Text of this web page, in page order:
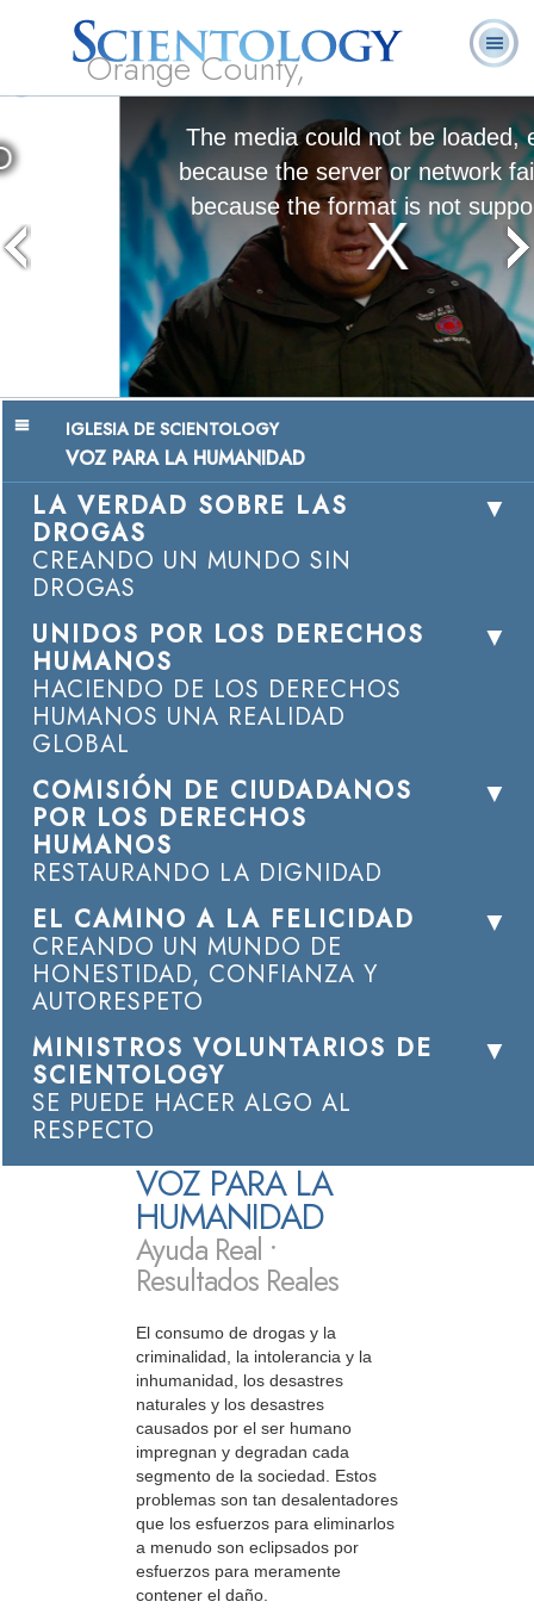
Orange County,
CAHubbard
Voluntarios
The media could not be loaded, either
because the server or network failed or
because the format is not supported.
Chairman, Mangere Maori Wardens
Association
Ver Video
IGLESIA DE SCIENTOLOGY
VOZ PARA LA HUMANIDAD
LA VERDAD SOBRE LAS
DROGAS
CREANDO UN MUNDO SIN
DROGAS
UNIDOS POR LOS DERECHOS
HUMANOS
HACIENDO DE LOS DERECHOS
HUMANOS UNA REALIDAD
GLOBAL
COMISIÓN DE CIUDADANOS
POR LOS DERECHOS
HUMANOS
RESTAURANDO LA DIGNIDAD
EL CAMINO A LA FELICIDAD
CREANDO UN MUNDO DE
HONESTIDAD, CONFIANZA Y
AUTORESPETO
MINISTROS VOLUNTARIOS DE
SCIENTOLOGY
SE PUEDE HACER ALGO AL
RESPECTO
VOZ PARA LA
HUMANIDAD
Ayuda Real •
Resultados Reales
El consumo de drogas y la
criminalidad, la intolerancia y la
inhumanidad, los desastres
naturales y los desastres
causados por el ser humano
impregnan y degradan cada
segmento de la sociedad. Estos
problemas son tan desalentadores
que los esfuerzos para eliminarlos
a menudo son eclipsados por
esfuerzos para meramente
contener el daño.